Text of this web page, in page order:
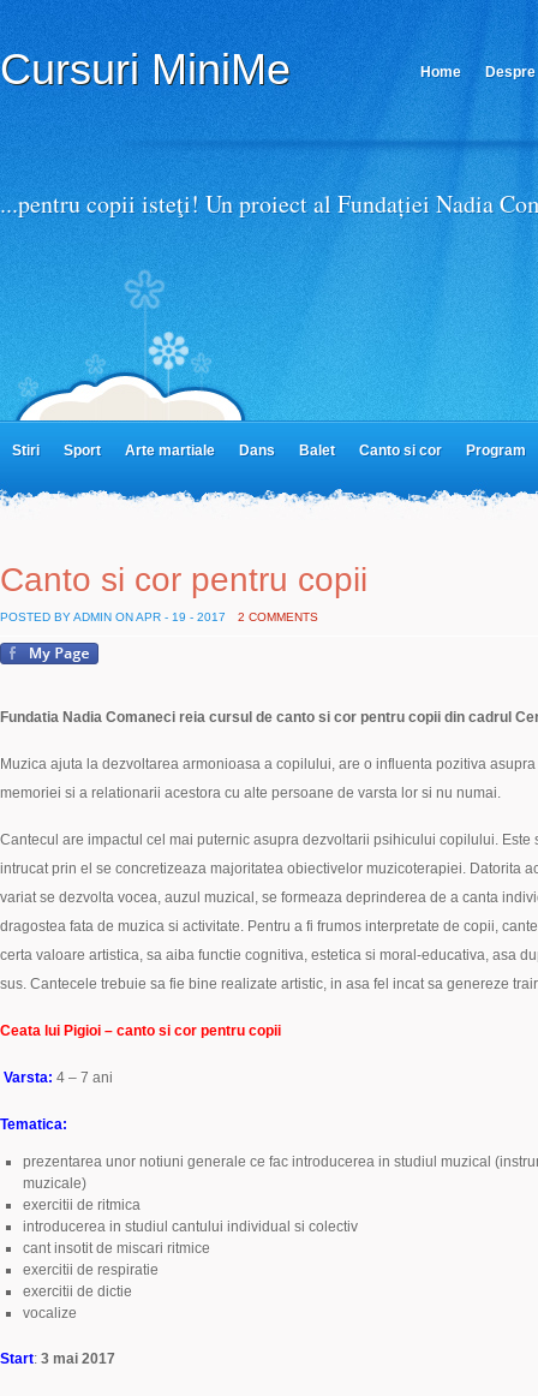
Cursuri MiniMe Home
Parteneri MiniMe
...pentru copii isteţi! Un proiect al Fundației Nadia
Stiri Sport Arte martiale Dans Balet Canto si cor Program
Canto si cor pentru copii
POSTED BY ADMIN ON APR - 19 - 2017 2 COMMENTS
Fundatia Nadia Comaneci reia cursul de canto si cor pentru copii din cadrul
Muzica ajuta la dezvoltarea armonioasa a copilului, are o influenta pozitiva
memoriei si a relationarii acestora cu alte persoane de varsta lor si nu numai.
Cantecul are impactul cel mai puternic asupra dezvoltarii psihicului copilului.
intrucat prin el se concretizeaza majoritatea obiectivelor muzicoterapiei. Datorita
variat se dezvolta vocea, auzul muzical, se formeaza deprinderea de a canta
dragostea fata de muzica si activitate. Pentru a fi frumos interpretate de copii,
certa valoare artistica, sa aiba functie cognitiva, estetica si moral-educativa, asa
sus. Cantecele trebuie sa fie bine realizate artistic, in asa fel incat sa genereze
Ceata lui Pigioi – canto si cor pentru copii
Varsta: 4 – 7 ani
Tematica:
prezentarea unor notiuni generale ce fac introducerea in studiul muzical
muzicale)
exercitii de ritmica
introducerea in studiul cantului individual si colectiv
cant insotit de miscari ritmice
exercitii de respiratie
exercitii de dictie
vocalize
Start: 3 mai 2017
Afla mai multe despre confidentialitate si termeni de